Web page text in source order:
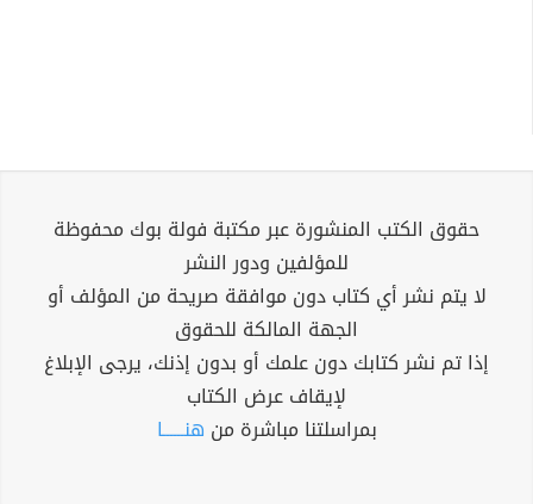
حقوق الكتب المنشورة عبر مكتبة فولة بوك محفوظة
للمؤلفين ودور النشر
لا يتم نشر أي كتاب دون موافقة صريحة من المؤلف أو
الجهة المالكة للحقوق
إذا تم نشر كتابك دون علمك أو بدون إذنك، يرجى الإبلاغ
لإيقاف عرض الكتاب
بمراسلتنا مباشرة من هنــــــا